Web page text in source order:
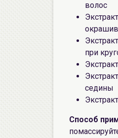
волос
при
седины
Способ